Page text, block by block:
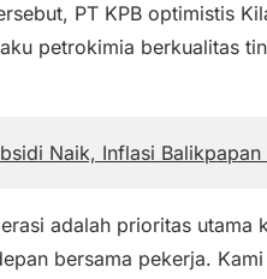
PT KPB optimistis
petrokimia berkualitas
Naik, Inflasi
adalah prioritas utama
bersama pekerja.